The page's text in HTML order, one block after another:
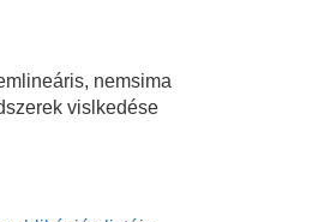
nemsima
vislkedése